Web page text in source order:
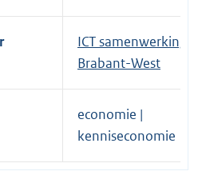
ICT samenwerking
Brabant-West
economie |
kenniseconomie